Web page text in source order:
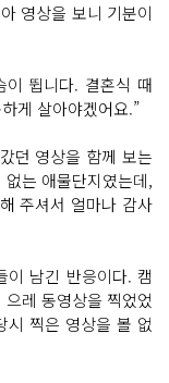
영상을 보니 기분이
이 뜁니다. 결혼식 때
게 살아야겠어요.”
던 영상을 함께 보는
는 애물단지였는데,
주셔서 얼마나 감사
이 남긴 반응이다. 캠
레 동영상을 찍었었
시 찍은 영상을 볼 없